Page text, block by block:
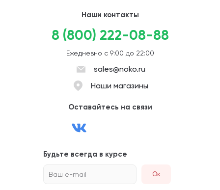
Наши контакты
8 (800) 222-08-88
Ежедневно с 9:00 до 22:00
sales@noko.ru
Наши магазины
Оставайтесь на связи
Будьте всегда в курсе
Ваш e-mail